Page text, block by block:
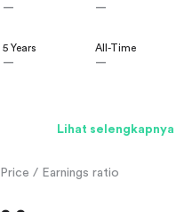
—
—
5 Years
—
All-Time
—
Lihat selengkapnya
Price / Earnings ratio